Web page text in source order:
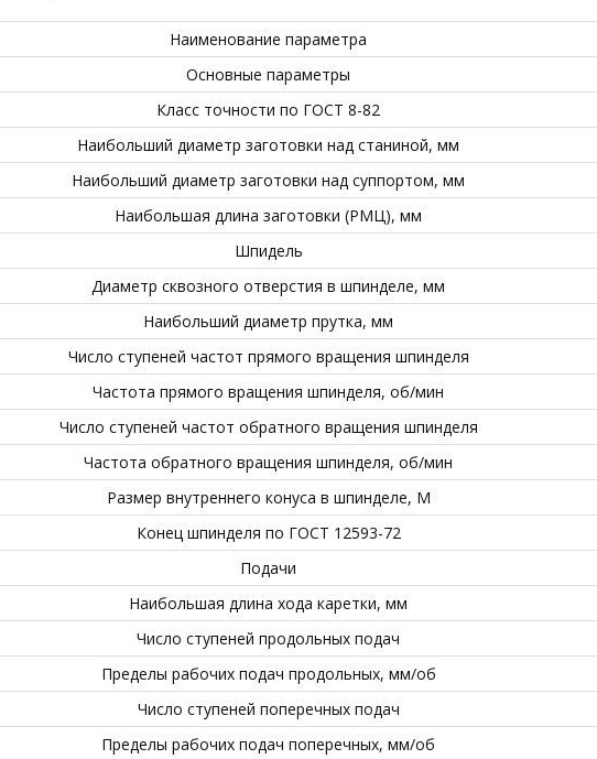
Наименование параметра
Основные параметры
Класс точности по ГОСТ 8-82
Наибольший диаметр заготовки над станиной, мм
Наибольший диаметр заготовки над суппортом, мм
Наибольшая длина заготовки (РМЦ), мм
Шпидель
Диаметр сквозного отверстия в шпинделе, мм
Наибольший диаметр прутка, мм
Число ступеней частот прямого вращения шпинделя
Частота прямого вращения шпинделя, об/мин
Число ступеней частот обратного вращения шпинделя
Частота обратного вращения шпинделя, об/мин
Размер внутреннего конуса в шпинделе, М
Конец шпинделя по ГОСТ 12593-72
Подачи
Наибольшая длина хода каретки, мм
Число ступеней продольных подач
Пределы рабочих подач продольных, мм/об
Число ступеней поперечных подач
Пределы рабочих подач поперечных, мм/об